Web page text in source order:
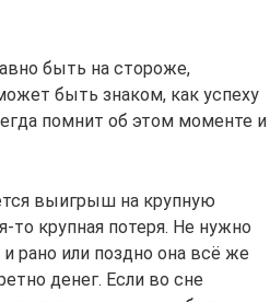
быть на стороже,
быть знаком, как успеху
помнит об этом моменте и
выигрыш на крупную
то крупная потеря. Не нужно
рано или поздно она всё же
денег. Если во сне